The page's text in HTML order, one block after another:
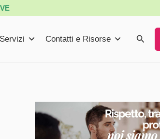
Servizi Contatti e Risorse Cerca